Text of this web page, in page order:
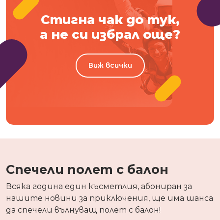
Стигна чак до тук,
а не си избрал още?
Виж всички
Спечели полет с балон
Всяка година един късметлия, абониран за
нашите новини за приключения, ще има шанса
да спечели вълнуващ полет с балон!